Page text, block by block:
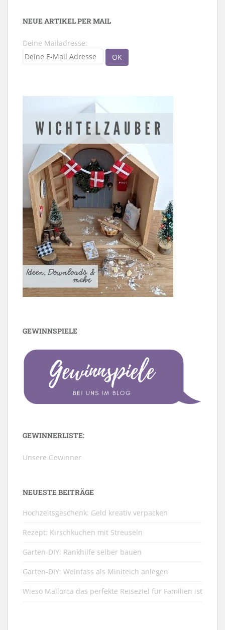
NEUE ARTIKEL PER MAIL
Deine Mailadresse:
GEWINNSPIELE
GEWINNERLISTE:
Unsere Gewinner
NEUESTE BEITRÄGE
Hochzeitsgeschenk: Geld kreativ verpacken
Rezept: Kirschkuchen mit Streuseln
Garten-DIY: Rankhilfe selber bauen
Garten-DIY: Weinfass als Miniteich anlegen
Wieso Mallorca das perfekte Reiseziel für Familien ist